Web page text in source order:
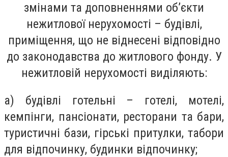
змінами та доповненнями об’єкти
нежитлової нерухомості – будівлі,
приміщення, що не віднесені відповідно
до законодавства до житлового фонду. У
нежитловій нерухомості виділяють:
а) будівлі готельні – готелі, мотелі,
кемпінги, пансіонати, ресторани та бари,
туристичні бази, гірські притулки, табори
для відпочинку, будинки відпочинку;